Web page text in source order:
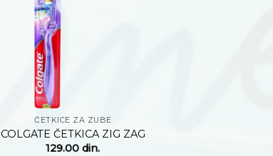
ČETKICE ZA ZUBE
COLGATE ČETKICA ZIG ZAG
129.00din.